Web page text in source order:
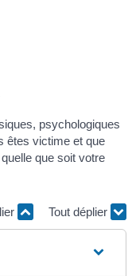
psychologiques
êtes victime et que
que soit votre
Tout déplier